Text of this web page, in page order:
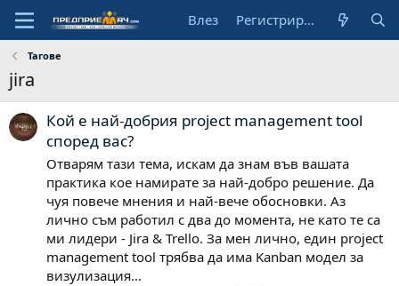
Влез Регистрирай се
Тагове
jira
Кой е най-добрия project management tool
според вас?
Отварям тази тема, искам да знам във вашата
практика кое намирате за най-добро решение. Да
чуя повече мнения и най-вече обосновки. Аз
лично съм работил с два до момента, не като те са
ми лидери - Jira & Trello. За мен лично, един project
management tool трябва да има Kanban модел за
визулизация...